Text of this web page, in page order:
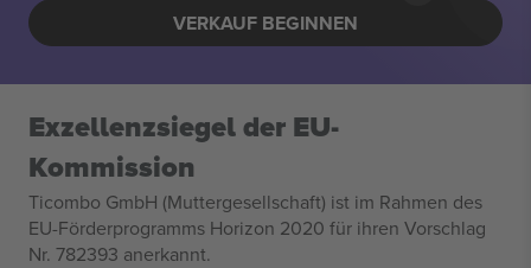
VERKAUF BEGINNEN
Exzellenzsiegel der EU-
Kommission
Ticombo GmbH (Muttergesellschaft) ist im Rahmen des
EU-Förderprogramms Horizon 2020 für ihren Vorschlag
Nr. 782393 anerkannt.